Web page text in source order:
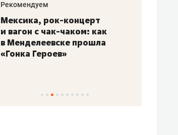
Рекомендуем
Мексика, рок-концерт
и вагон с чак-чаком: как
в Менделеевске прошла
«Гонка Героев»